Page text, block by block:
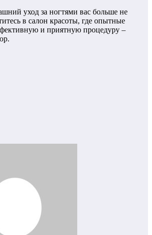
уход за ногтями вас больше не
в салон красоты, где опытные
и приятную процедуру –